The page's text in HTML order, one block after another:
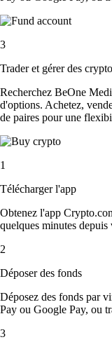
3
Trader et gérer des
Recherchez BeOne
d'options. Achetez,
de paires pour une
1
Télécharger l'app
Obtenez l'app
quelques minutes depuis
2
Déposer des fonds
Déposez des fonds par
Pay ou Google Pay, ou
3